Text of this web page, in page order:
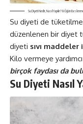
Su Diyeti Nedir, Nasıl Yapılır? 8 Öğün
Su diyeti de
düzenlenen bir diyet
diyeti sıvı
Kilo vermeye
birçok faydası da
Su Diyeti Nasıl